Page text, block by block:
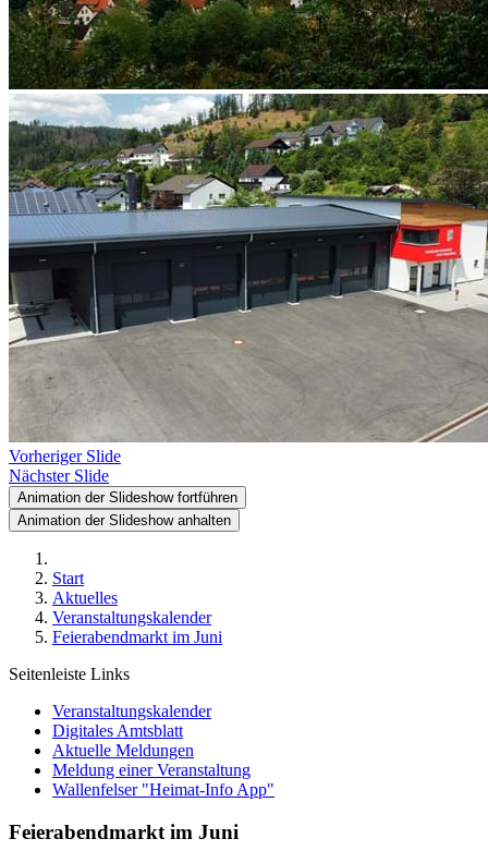
Vorheriger Slide
Nächster Slide
Animation der Slideshow fortführen
Animation der Slideshow anhalten
Start
Aktuelles
Veranstaltungskalender
Feierabendmarkt im Juni
Seitenleiste Links
Veranstaltungskalender
Digitales Amtsblatt
Aktuelle Meldungen
Meldung einer Veranstaltung
Wallenfelser "Heimat-Info App"
Feierabendmarkt im Juni